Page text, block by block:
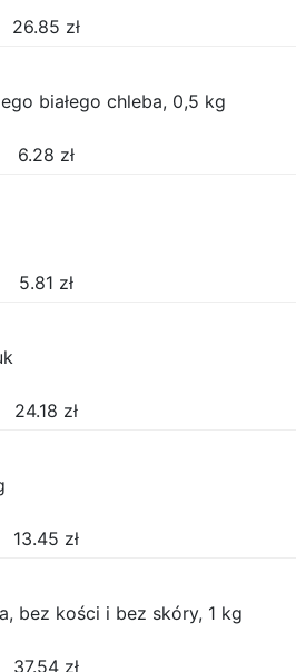
26.85 zł
białego chleba, 0,5 kg
6.28 zł
5.81 zł
24.18 zł
13.45 zł
bez kości i bez skóry, 1 kg
37.54 zł